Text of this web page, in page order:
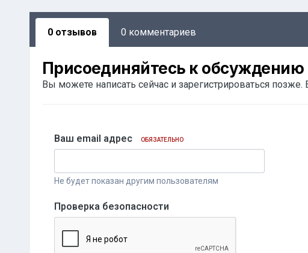
0 отзывов 0 комментариев
Присоединяйтесь к обсуждению
Вы можете написать сейчас и зарегистрироваться позже.
Ваш email адрес ОБЯЗАТЕЛЬНО
Не будет показан другим пользователям
Проверка безопасности